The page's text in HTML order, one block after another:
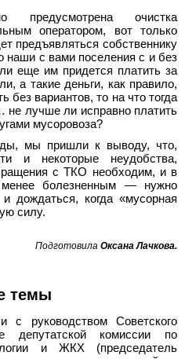
предусмотрена очистка
оператором, вот только
предъявляться собственнику
наши с вами поселения с и без
еще им придется платить за
а такие деньги, как правило,
без вариантов, то на что тогда
не лучше ли исправно платить
мусоровоза?
мы пришли к выводу, что,
и некоторые неудобства,
с ТКО необходим, и в
болезненным — нужно
дождаться, когда «мусорная
силу.
Подготовила Оксана Лачкова.
темы
с руководством Советского
депутатской комиссии по
и ЖКХ (председатель